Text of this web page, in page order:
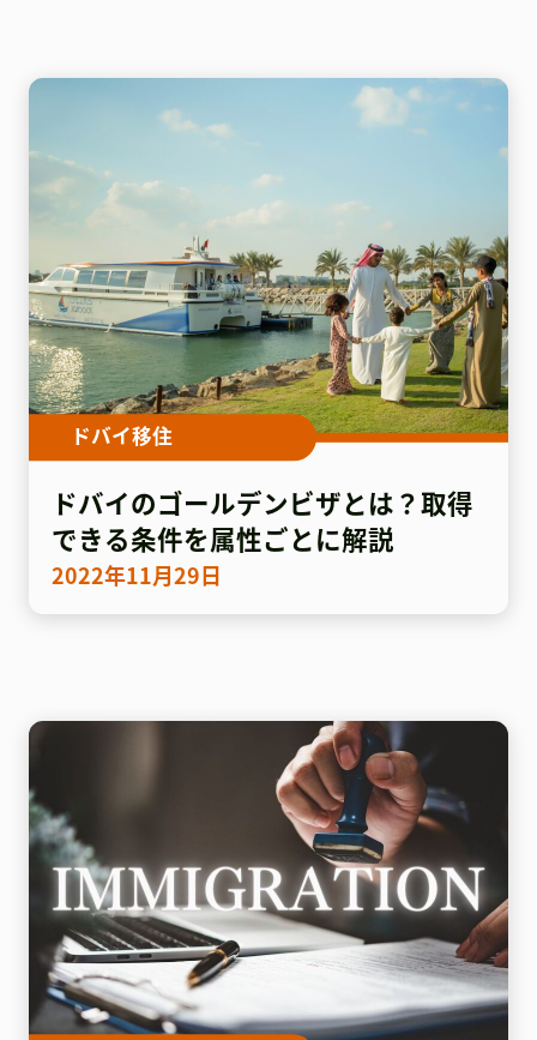
ドバイ移住
ドバイのゴールデンビザとは？取得
できる条件を属性ごとに解説
2022年11月29日